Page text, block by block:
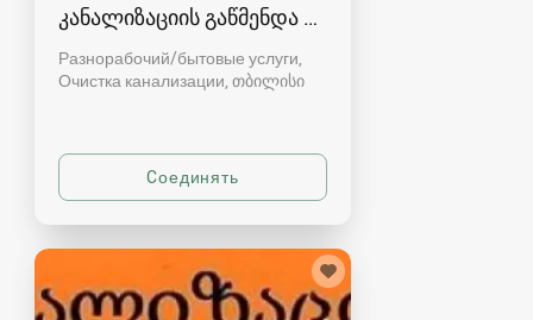
კანალიზაციის გაწმენდა თბილისი 557554000
Разнорабочий/бытовые услуги,
Очистка канализации თბილისი